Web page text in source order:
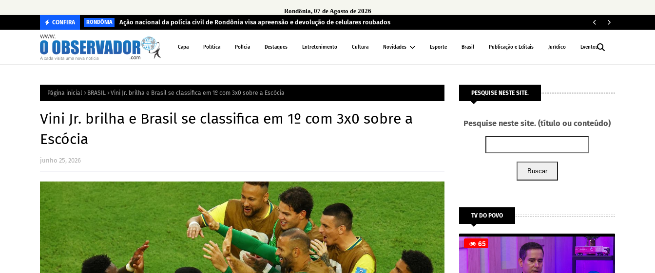
Rondônia, 07 de Agosto de 2026
CONFIRA RONDÔNIA Ação nacional da polícia civil de Rondônia visa apreensão e devolução de celulares roubados
Capa Política Polícia Destaques Entretenimento Cultura Novidades Esporte Brasil Publicação e Editais Jurídico Eventos
Página inicial BRASIL Vini Jr. brilha e Brasil se classifica em 1º com 3x0 sobre a Escócia
Vini Jr. brilha e Brasil se classifica em 1º com 3x0 sobre a
Escócia
junho 25, 2026
PESQUISE NESTE SITE.
Pesquise neste site. (título ou conteúdo)
Buscar
TV DO POVO